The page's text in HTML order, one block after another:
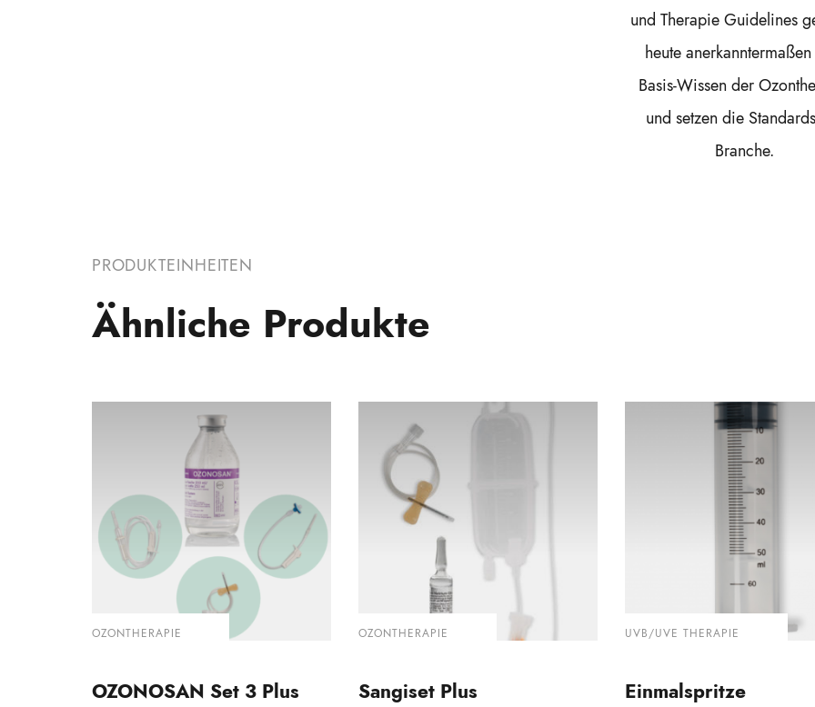
PRODUKTEINHEITEN
Ähnliche Produkte
OZONTHERAPIE
OZONOSAN Set 3 Plus
OZONTHERAPIE
Sangiset Plus
UVB/UVE THERAPIE
Einmalspritze
und Therapie Guidelines
heute
Basis-Wissen der
und setzen die
Branche.